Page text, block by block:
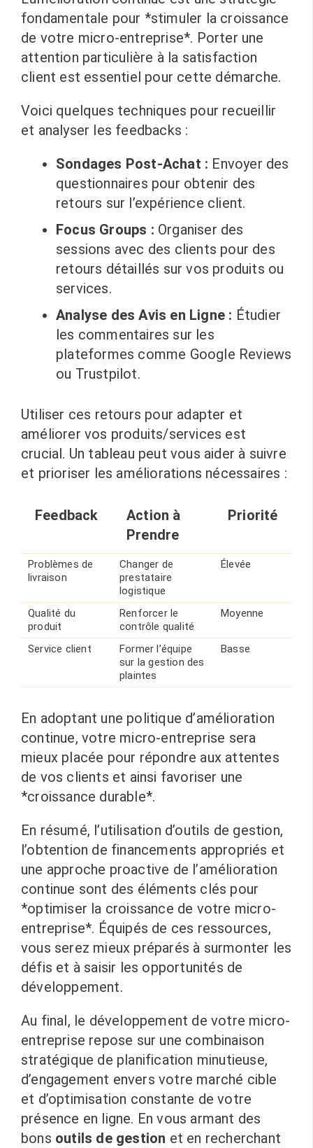
fondamentale pour *stimuler la croissance
de votre micro-entreprise*. Porter une
attention particulière à la satisfaction
client est essentiel pour cette démarche.
Voici quelques techniques pour recueillir
et analyser les feedbacks :
Sondages Post-Achat : Envoyer des
questionnaires pour obtenir des
retours sur l’expérience client.
Focus Groups : Organiser des
sessions avec des clients pour des
retours détaillés sur vos produits ou
services.
Analyse des Avis en Ligne : Étudier
les commentaires sur les
plateformes comme Google Reviews
ou Trustpilot.
Utiliser ces retours pour adapter et
améliorer vos produits/services est
crucial. Un tableau peut vous aider à suivre
et prioriser les améliorations nécessaires :
Feedback
Action à
Prendre
Priorité
Problèmes de
livraison
Changer de
prestataire
logistique
Élevée
Qualité du
produit
Renforcer le
contrôle qualité
Moyenne
Service client
Former l’équipe
sur la gestion des
plaintes
Basse
En adoptant une politique d’amélioration
continue, votre micro-entreprise sera
mieux placée pour répondre aux attentes
de vos clients et ainsi favoriser une
*croissance durable*.
En résumé, l’utilisation d’outils de gestion,
l’obtention de financements appropriés et
une approche proactive de l’amélioration
continue sont des éléments clés pour
*optimiser la croissance de votre micro-
entreprise*. Équipés de ces ressources,
vous serez mieux préparés à surmonter les
défis et à saisir les opportunités de
développement.
Au final, le développement de votre micro-
entreprise repose sur une combinaison
stratégique de planification minutieuse,
d’engagement envers votre marché cible
et d’optimisation constante de votre
présence en ligne. En vous armant des
bons outils de gestion et en recherchant